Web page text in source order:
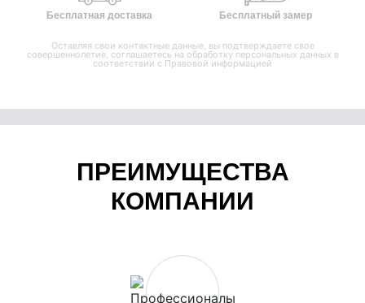
Бесплатная доставка Бесплатный замер
Оставляя свои контактные данные, вы подтверждаете свое
совершеннолетие, соглашаетесь на обработку персональных данных в
соответствии с Правовой информацией
ПРЕИМУЩЕСТВА
КОМПАНИИ